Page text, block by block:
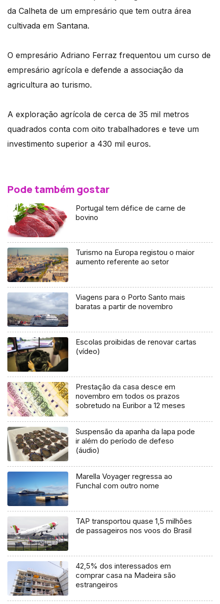
da Calheta de um empresário que tem outra área
cultivada em Santana.
O empresário Adriano Ferraz frequentou um curso de
empresário agrícola e defende a associação da
agricultura ao turismo.
A exploração agrícola de cerca de 35 mil metros
quadrados conta com oito trabalhadores e teve um
investimento superior a 430 mil euros.
Pode também gostar
Portugal tem défice de carne de
bovino
Turismo na Europa registou o maior
aumento referente ao setor
Viagens para o Porto Santo mais
baratas a partir de novembro
Escolas proibidas de renovar cartas
(vídeo)
Prestação da casa desce em
novembro em todos os prazos
sobretudo na Euribor a 12 meses
Suspensão da apanha da lapa pode
ir além do período de defeso
(áudio)
Marella Voyager regressa ao
Funchal com outro nome
TAP transportou quase 1,5 milhões
de passageiros nos voos do Brasil
42,5% dos interessados em
comprar casa na Madeira são
estrangeiros